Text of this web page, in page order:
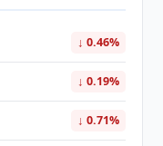
↓ 0.46%
↓ 0.19%
↓ 0.71%